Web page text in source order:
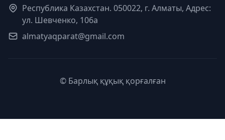
Республика Казахстан. 050022, г. Алматы, Адрес:
ул. Шевченко, 106а
almatyaqparat@gmail.com
© Барлық құқық қорғалған